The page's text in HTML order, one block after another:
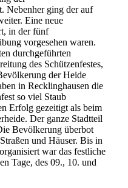
Nebenher ging der auf
Eine neue
in der fünf
vorgesehen waren.
durchgeführten
des Schützenfestes,
der Heide
in Recklinghausen die
so viel Staub
Erfolg gezeitigt als beim
Der ganze Stadtteil
Bevölkerung überbot
und Häuser. Bis in
war das festliche
Tage, des 09., 10. und